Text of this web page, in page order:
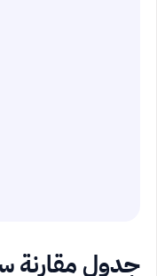
جدول مقارنة